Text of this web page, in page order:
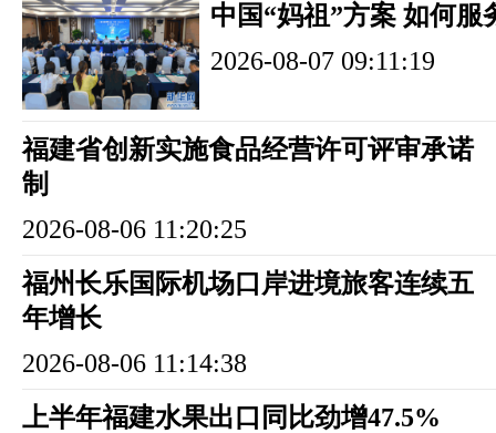
中国“妈祖”方案 如何服
2026-08-07 09:11:19
福建省创新实施食品经营许可评审承诺
制
2026-08-06 11:20:25
福州长乐国际机场口岸进境旅客连续五
年增长
2026-08-06 11:14:38
上半年福建水果出口同比劲增47.5%